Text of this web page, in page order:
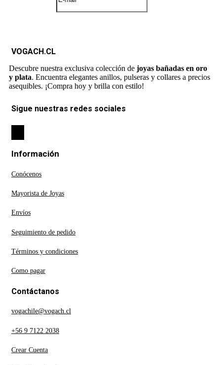
VOGACH.CL
Descubre nuestra exclusiva colección de joyas bañadas en oro
y plata. Encuentra elegantes anillos, pulseras y collares a precios
asequibles. ¡Compra hoy y brilla con estilo!
Sigue nuestras redes sociales
Información
Conócenos
Mayorista de Joyas
Envíos
Seguimiento de pedido
Términos y condiciones
Como pagar
Contáctanos
vogachile@vogach.cl
+56 9 7122 2038
Crear Cuenta